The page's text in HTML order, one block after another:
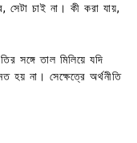
চাই না। কী করা যায়,
সঙ্গে তাল মিলিয়ে যদি
হয় না। সেক্ষেত্রে অর্থনীতি